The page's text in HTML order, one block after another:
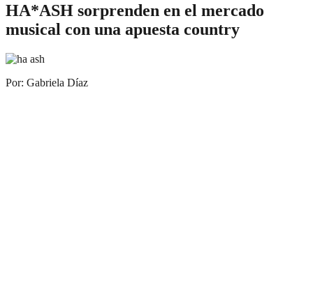
HA*ASH sorprenden en el mercado
musical con una apuesta country
Por: Gabriela Díaz